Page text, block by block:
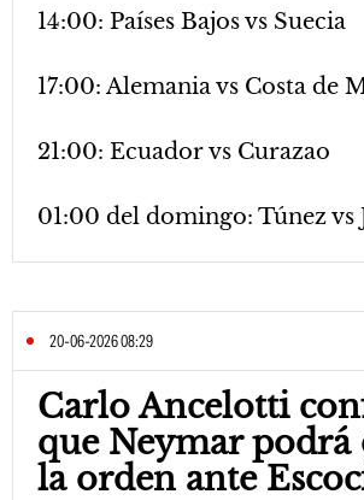
14:00: Países Bajos vs Suecia
17:00: Alemania vs Costa de
21:00: Ecuador vs Curazao
01:00 del domingo: Túnez vs
20-06-2026 08:29
Carlo Ancelotti
que Neymar podrá
la orden ante